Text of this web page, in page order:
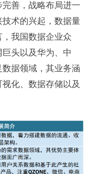
善，战略布局进一
术的兴起，数据量
我国数据企业众
头以及华为、中
据领域，其业务涵
化、数据存储以及